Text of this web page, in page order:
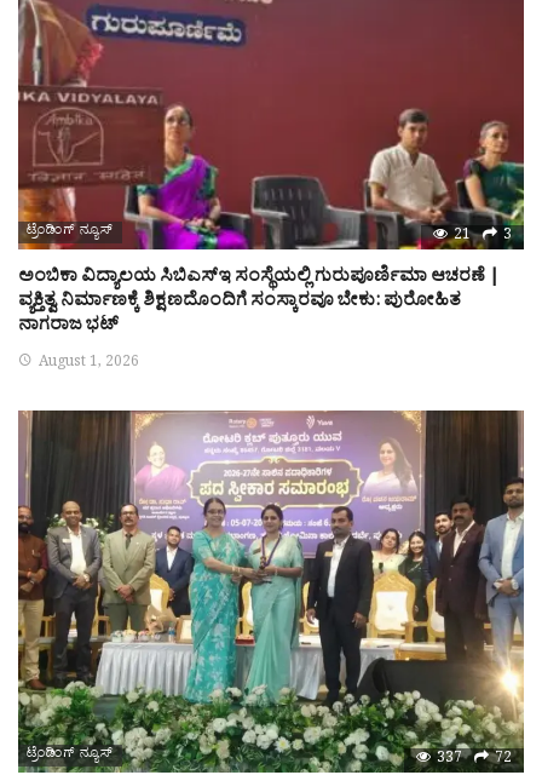
ಟ್ರೆಂಡಿಂಗ್ ನ್ಯೂಸ್ 21 3
ಅಂಬಿಕಾ ವಿದ್ಯಾಲಯ ಸಿಬಿಎಸ್‌ಇ ಸಂಸ್ಥೆಯಲ್ಲಿ ಗುರುಪೂರ್ಣಿಮಾ ಆಚರಣೆ |
ವ್ಯಕ್ತಿತ್ವ ನಿರ್ಮಾಣಕ್ಕೆ ಶಿಕ್ಷಣದೊಂದಿಗೆ ಸಂಸ್ಕಾರವೂ ಬೇಕು: ಪುರೋಹಿತ
ನಾಗರಾಜ ಭಟ್
August 1, 2026
ಟ್ರೆಂಡಿಂಗ್ ನ್ಯೂಸ್ 337 72